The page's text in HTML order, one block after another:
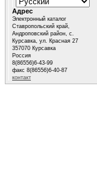
Адрес
Электронный каталог
Ставропольский край,
Андроповский район, с.
Курсавка, ул. Красная 27
357070 Курсавка
Россия
8(86556)6-43-99
факс 8(86556)6-40-87
контакт